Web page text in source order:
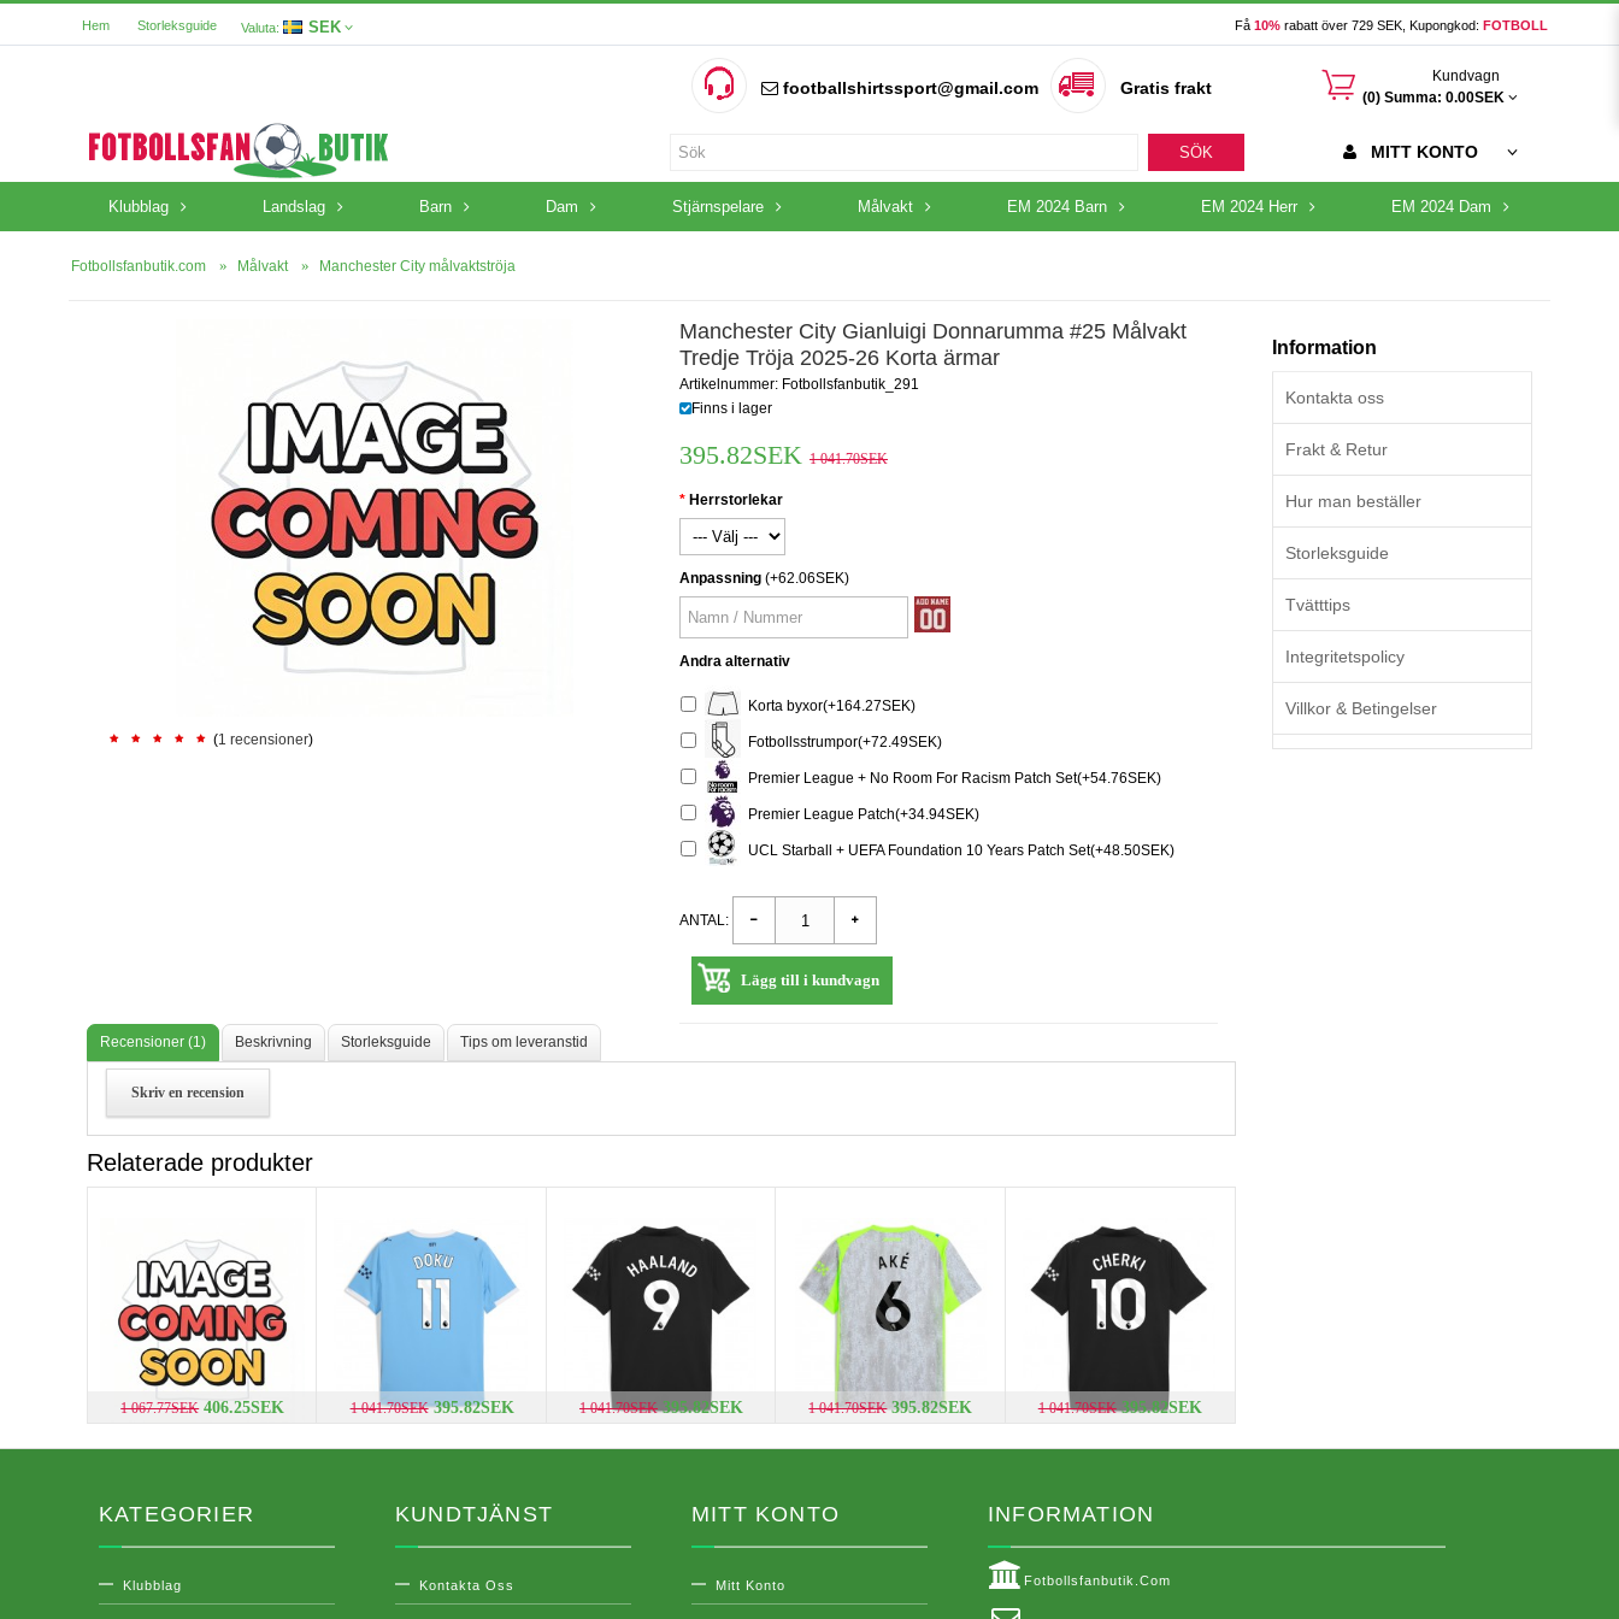
Hem Storleksguide Valuta: SEK Få 10% rabatt över 729 SEK, Kupongkod: FOTBOLL
footballshirtssport@gmail.com Gratis frakt 󰃦
Kundvagn
(0) Summa: 0.00SEK
SÖK MITT KONTO
Klubblag Landslag Barn Dam Stjärnspelare Målvakt EM 2024 Barn EM 2024 Herr EM 2024 Dam
Fotbollsfanbutik.com Målvakt Manchester City målvaktströja
(1 recensioner)
Manchester City Gianluigi Donnarumma #25 Målvakt
Tredje Tröja 2025-26 Korta ärmar
Artikelnummer: Fotbollsfanbutik_291
Finns i lager
395.82SEK 1 041.70SEK
Herrstorlekar
Anpassning (+62.06SEK)
Andra alternativ
Korta byxor(+164.27SEK)
Fotbollsstrumpor(+72.49SEK)
Premier League + No Room For Racism Patch Set(+54.76SEK)
Premier League Patch(+34.94SEK)
UCL Starball + UEFA Foundation 10 Years Patch Set(+48.50SEK)
ANTAL:
Lägg till i kundvagn
Recensioner (1) Beskrivning Storleksguide Tips om leveranstid
Skriv en recension
Relaterade produkter
1 067.77SEK 406.25SEK 1 041.70SEK 395.82SEK 1 041.70SEK 395.82SEK 1 041.70SEK 395.82SEK 1 041.70SEK 395.82SEK
Information
Kontakta oss
Frakt & Retur
Hur man beställer
Storleksguide
Tvätttips
Integritetspolicy
Villkor & Betingelser
KATEGORIER
Klubblag
KUNDTJÄNST
Kontakta Oss
MITT KONTO
Mitt Konto
INFORMATION
Fotbollsfanbutik.com